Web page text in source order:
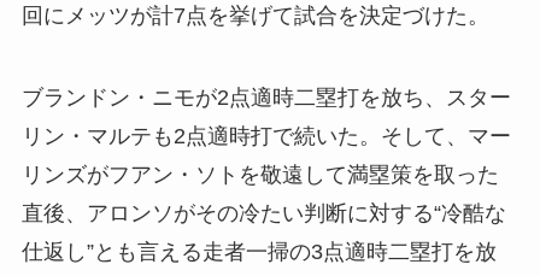
回にメッツが計7点を挙げて試合を決定づけた。
ブランドン・ニモが2点適時二塁打を放ち、スター
リン・マルテも2点適時打で続いた。そして、マー
リンズがフアン・ソトを敬遠して満塁策を取った
直後、アロンソがその冷たい判断に対する“冷酷な
仕返し”とも言える走者一掃の3点適時二塁打を放